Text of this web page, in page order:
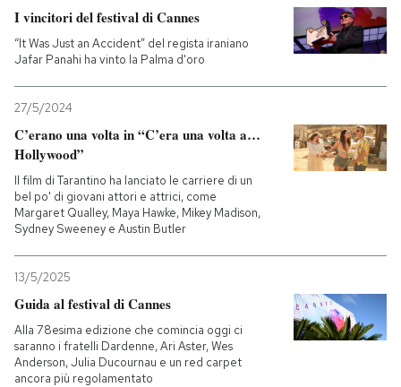
AREA PERSONALE
I vincitori del festival di Cannes
“It Was Just an Accident” del regista iraniano
Jafar Panahi ha vinto la Palma d'oro
27/5/2024
C’erano una volta in “C’era una volta a…
Hollywood”
Il film di Tarantino ha lanciato le carriere di un
bel po' di giovani attori e attrici, come
Margaret Qualley, Maya Hawke, Mikey Madison,
Sydney Sweeney e Austin Butler
13/5/2025
Guida al festival di Cannes
Alla 78esima edizione che comincia oggi ci
saranno i fratelli Dardenne, Ari Aster, Wes
Anderson, Julia Ducournau e un red carpet
ancora più regolamentato